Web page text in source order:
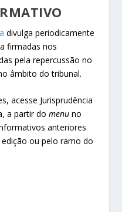
divulga periodicamente
firmadas nos
pela repercussão no
âmbito do tribunal.
acesse Jurisprudência
a partir domenuno
anteriores
ou pelo ramo do